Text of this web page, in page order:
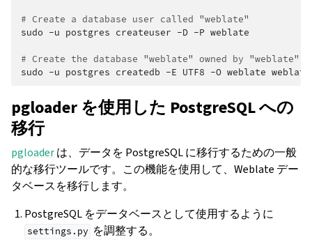
# Create a database user called "weblate"
sudo -u postgres createuser -D -P weblate
# Create the database "weblate" owned by "weblate"
sudo -u postgres createdb -E UTF8 -O weblate
pgloader を使用した PostgreSQL への
移行
pgloaderは、データを PostgreSQL に移行するための一般
的な移行ツールです。この機能を使用して、Weblate デー
タベースを移行します。
PostgreSQL をデータベースとして使用するように
settings.py を調整する。